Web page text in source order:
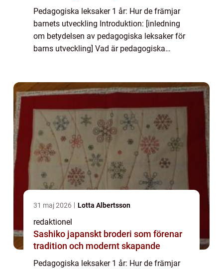
Pedagogiska leksaker 1 år: Hur de främjar
barnets utveckling Introduktion: [inledning
om betydelsen av pedagogiska leksaker för
barns utveckling] Vad är pedagogiska
31 maj 2026 Lotta Albertsson
redaktionel
Sashiko japanskt broderi som förenar
tradition och modernt skapande
Pedagogiska leksaker 1 år: Hur de främjar